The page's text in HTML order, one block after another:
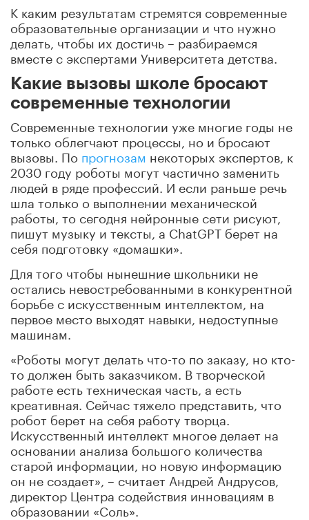
К каким результатам стремятся современные
образовательные организации и что нужно
делать, чтобы их достичь – разбираемся
вместе с экспертами Университета детства.
Какие вызовы школе бросают
современные технологии
Современные технологии уже многие годы не
только облегчают процессы, но и бросают
вызовы. По прогнозам некоторых экспертов, к
2030 году роботы могут частично заменить
людей в ряде профессий. И если раньше речь
шла только о выполнении механической
работы, то сегодня нейронные сети рисуют,
пишут музыку и тексты, а ChatGPT берет на
себя подготовку «домашки».
Для того чтобы нынешние школьники не
остались невостребованными в конкурентной
борьбе с искусственным интеллектом, на
первое место выходят навыки, недоступные
машинам.
«Роботы могут делать что-то по заказу, но кто-
то должен быть заказчиком. В творческой
работе есть техническая часть, а есть
креативная. Сейчас тяжело представить, что
робот берет на себя работу творца.
Искусственный интеллект многое делает на
основании анализа большого количества
старой информации, но новую информацию
он не создает», – считает Андрей Андрусов,
директор Центра содействия инновациям в
образовании «Соль».